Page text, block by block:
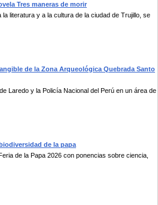
Tres maneras de morir
literatura y a la cultura de la ciudad de Trujillo, se
de la Zona Arqueológica Quebrada Santo
Laredo y la Policía Nacional del Perú en un área de
de la papa
de la Papa 2026 con ponencias sobre ciencia,